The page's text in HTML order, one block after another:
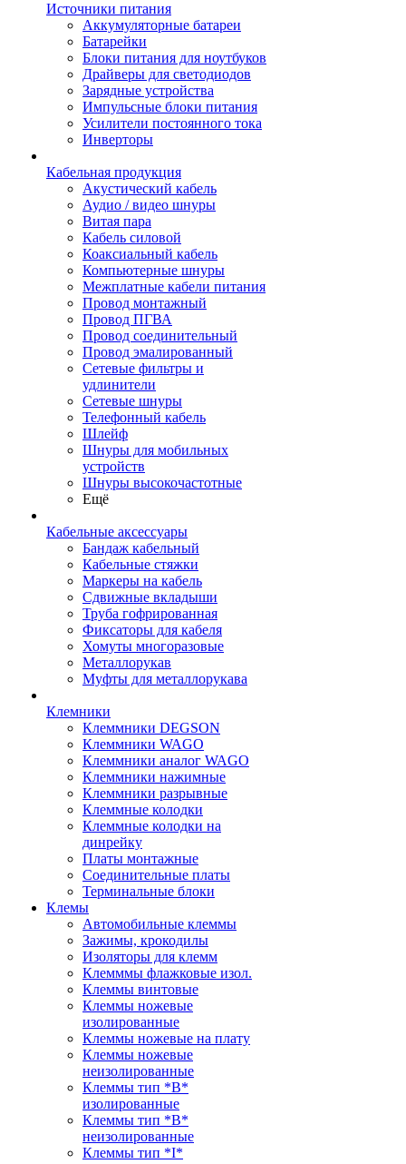
Источники питания
Аккумуляторные батареи
Батарейки
Блоки питания для ноутбуков
Драйверы для светодиодов
Зарядные устройства
Импульсные блоки питания
Усилители постоянного тока
Инверторы
Кабельная продукция
Акустический кабель
Аудио / видео шнуры
Витая пара
Кабель силовой
Коаксиальный кабель
Компьютерные шнуры
Межплатные кабели питания
Провод монтажный
Провод ПГВА
Провод соединительный
Провод эмалированный
Сетевые фильтры и
удлинители
Сетевые шнуры
Телефонный кабель
Шлейф
Шнуры для мобильных
устройств
Шнуры высокочастотные
Ещё
Кабельные аксессуары
Бандаж кабельный
Кабельные стяжки
Маркеры на кабель
Сдвижные вкладыши
Труба гофрированная
Фиксаторы для кабеля
Хомуты многоразовые
Металлорукав
Муфты для металлорукава
Клемники
Клеммники DEGSON
Клеммники WAGO
Клеммники аналог WAGO
Клеммники нажимные
Клеммники разрывные
Клеммные колодки
Клеммные колодки на
динрейку
Платы монтажные
Соединительные платы
Терминальные блоки
Клемы
Автомобильные клеммы
Зажимы, крокодилы
Изоляторы для клемм
Клемммы флажковые изол.
Клеммы винтовые
Клеммы ножевые
изолированные
Клеммы ножевые на плату
Клеммы ножевые
неизолированные
Клеммы тип *B*
изолированные
Клеммы тип *B*
неизолированные
Клеммы тип *I*